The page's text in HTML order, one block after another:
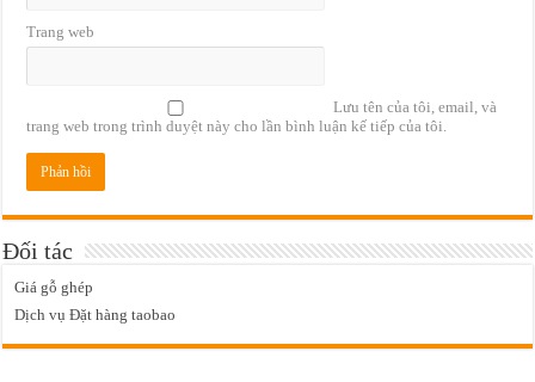
Trang web
Lưu tên của tôi, email, và
trang web trong trình duyệt này cho lần bình luận kế tiếp của tôi.
Đối tác
Giá gỗ ghép
Dịch vụ Đặt hàng taobao